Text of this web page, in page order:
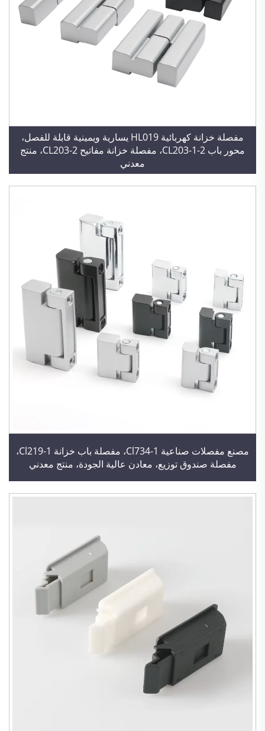
مفصلة خزانة كهربائية HL019 يسارية ويمينية قابلة للفصل،
محور باب CL203-1-2، مفصلة خزانة مفاتيح CL203-2، منتج
معدني
مصنع مفصلات صناعية Cl734-1، مفصلة باب خزانة Cl219-1،
مفصلة صندوق توزيع، معادن عالية الجودة، منتج معدني